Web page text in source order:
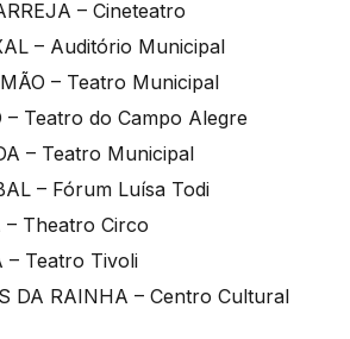
– Cineteatro
– Auditório Municipal
– Teatro Municipal
– Teatro do Campo Alegre
– Teatro Municipal
– Fórum Luísa Todi
– Theatro Circo
– Teatro Tivoli
DA RAINHA – Centro Cultural